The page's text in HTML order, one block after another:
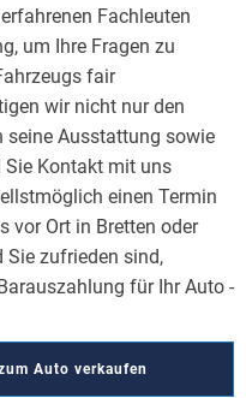
Fachleuten
um Ihre Fragen zu
fair
wir nicht nur den
seine Ausstattung sowie
Kontakt mit uns
einen Termin
vor Ort in Bretten oder
Sie zufrieden sind,
für Ihr Auto -
Auto verkaufen